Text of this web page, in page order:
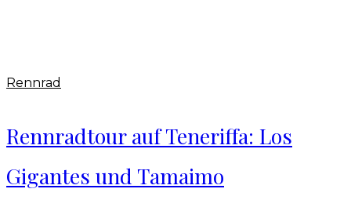
Rennrad
Rennradtour auf Teneriffa: Los
Gigantes und Tamaimo